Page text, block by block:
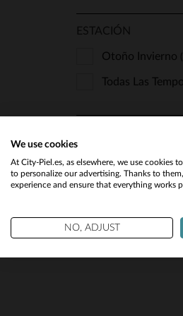
ESTACIÓN
Otoño Invierno
Todas Las
We use cookies
At City-Piel.es, as elsewhere, we use cookies
to personalize our advertising. Thanks to
experience and ensure that everything works
NO, ADJUST